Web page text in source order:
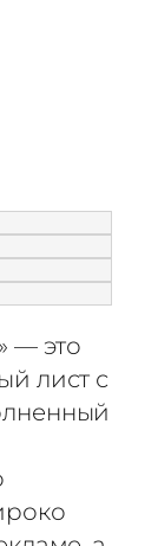
— это
лист с